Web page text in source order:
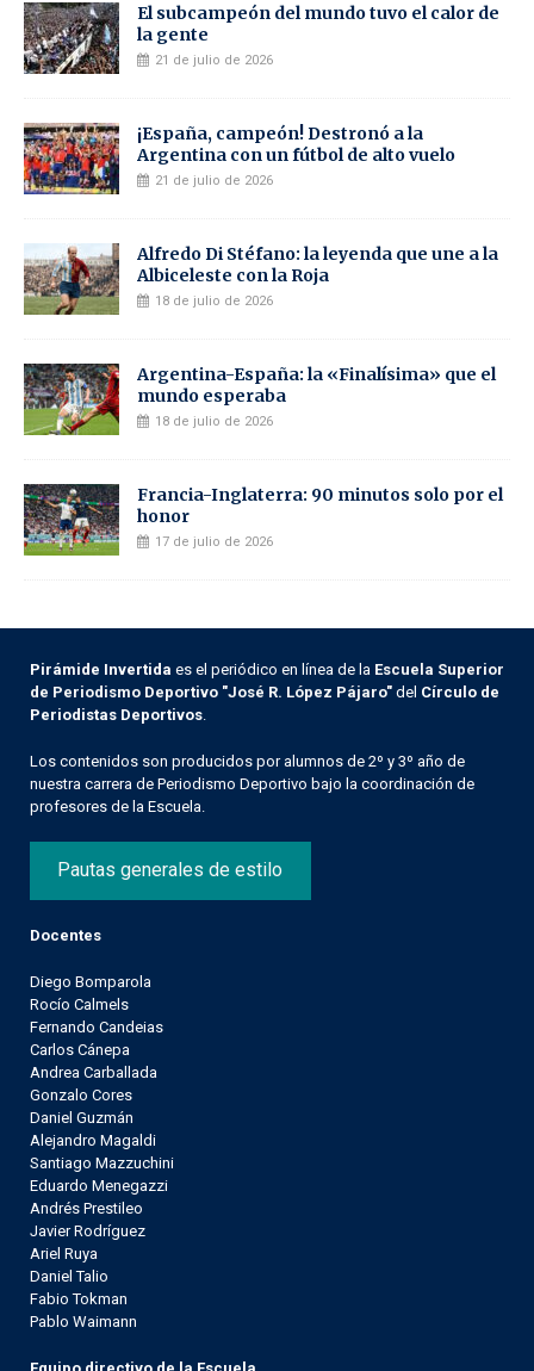
El subcampeón del mundo tuvo el calor de
la gente
21 de julio de 2026
¡España, campeón! Destronó a la
Argentina con un fútbol de alto vuelo
21 de julio de 2026
Alfredo Di Stéfano: la leyenda que une a la
Albiceleste con la Roja
18 de julio de 2026
Argentina-España: la «Finalísima» que el
mundo esperaba
18 de julio de 2026
Francia-Inglaterra: 90 minutos solo por el
honor
17 de julio de 2026
Pirámide Invertida es el periódico en línea de la Escuela Superior
de Periodismo Deportivo "José R. López Pájaro" del Círculo de
Periodistas Deportivos
Los contenidos son producidos por alumnos de 2º y 3º año de
nuestra carrera de Periodismo Deportivo bajo la coordinación de
profesores de la Escuela.
Pautas generales de estilo
Docentes
Diego Bomparola
Rocío Calmels
Fernando Candeias
Carlos Cánepa
Andrea Carballada
Gonzalo Cores
Daniel Guzmán
Alejandro Magaldi
Santiago Mazzuchini
Eduardo Menegazzi
Andrés Prestileo
Javier Rodríguez
Ariel Ruya
Daniel Talio
Fabio Tokman
Pablo Waimann